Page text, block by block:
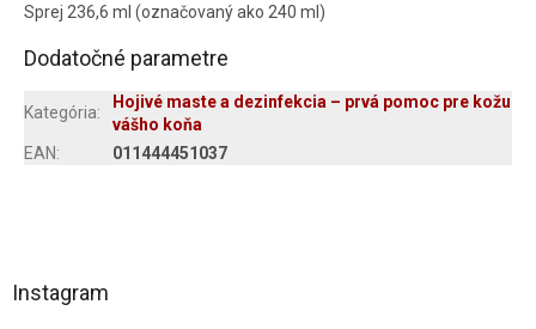
Sprej 236,6 ml (označovaný ako 240 ml)
Dodatočné parametre
Kategória:
Hojivé maste a dezinfekcia – prvá pomoc pre kožu
vášho koňa
EAN: 011444451037
á
Instagram